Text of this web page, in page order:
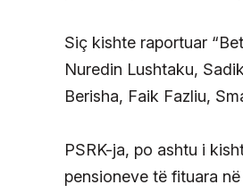
Siç kishte raportuar
Nuredin Lushtaku,
Berisha, Faik Fazliu,
PSRK-ja, po ashtu i
pensioneve të fituara